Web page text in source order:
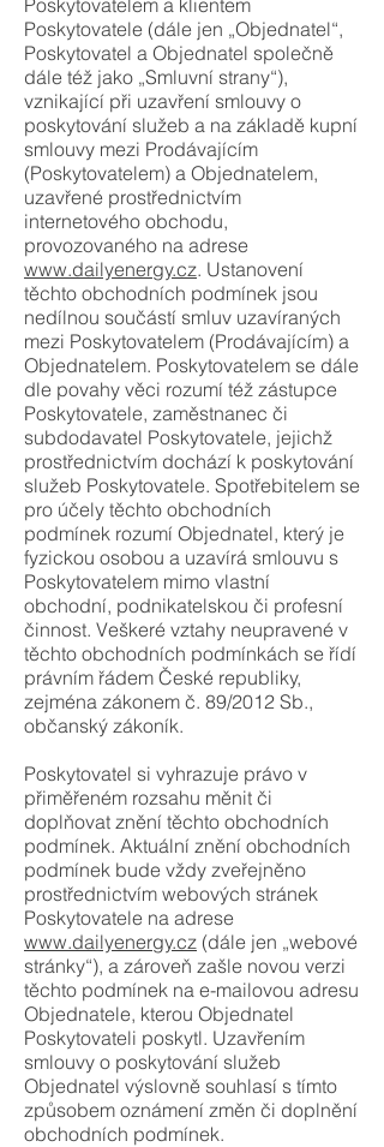
Poskytovatelem a klientem
Poskytovatele (dále jen „Objednatel“,
Poskytovatel a Objednatel společně
dále též jako „Smluvní strany“),
vznikající při uzavření smlouvy o
poskytování služeb a na základě kupní
smlouvy mezi Prodávajícím
(Poskytovatelem) a Objednatelem,
uzavřené prostřednictvím
internetového obchodu,
provozovaného na adrese
www.dailyenergy.cz. Ustanovení
těchto obchodních podmínek jsou
nedílnou součástí smluv uzavíraných
mezi Poskytovatelem (Prodávajícím) a
Objednatelem. Poskytovatelem se dále
dle povahy věci rozumí též zástupce
Poskytovatele, zaměstnanec či
subdodavatel Poskytovatele, jejichž
prostřednictvím dochází k poskytování
služeb Poskytovatele. Spotřebitelem se
pro účely těchto obchodních
podmínek rozumí Objednatel, který je
fyzickou osobou a uzavírá smlouvu s
Poskytovatelem mimo vlastní
obchodní, podnikatelskou či profesní
činnost. Veškeré vztahy neupravené v
těchto obchodních podmínkách se řídí
právním řádem České republiky,
zejména zákonem č. 89/2012 Sb.,
občanský zákoník.
Poskytovatel si vyhrazuje právo v
přiměřeném rozsahu měnit či
doplňovat znění těchto obchodních
podmínek. Aktuální znění obchodních
podmínek bude vždy zveřejněno
prostřednictvím webových stránek
Poskytovatele na adrese
www.dailyenergy.cz (dále jen „webové
stránky“), a zároveň zašle novou verzi
těchto podmínek na e-mailovou adresu
Objednatele, kterou Objednatel
Poskytovateli poskytl. Uzavřením
smlouvy o poskytování služeb
Objednatel výslovně souhlasí s tímto
způsobem oznámení změn či doplnění
obchodních podmínek.